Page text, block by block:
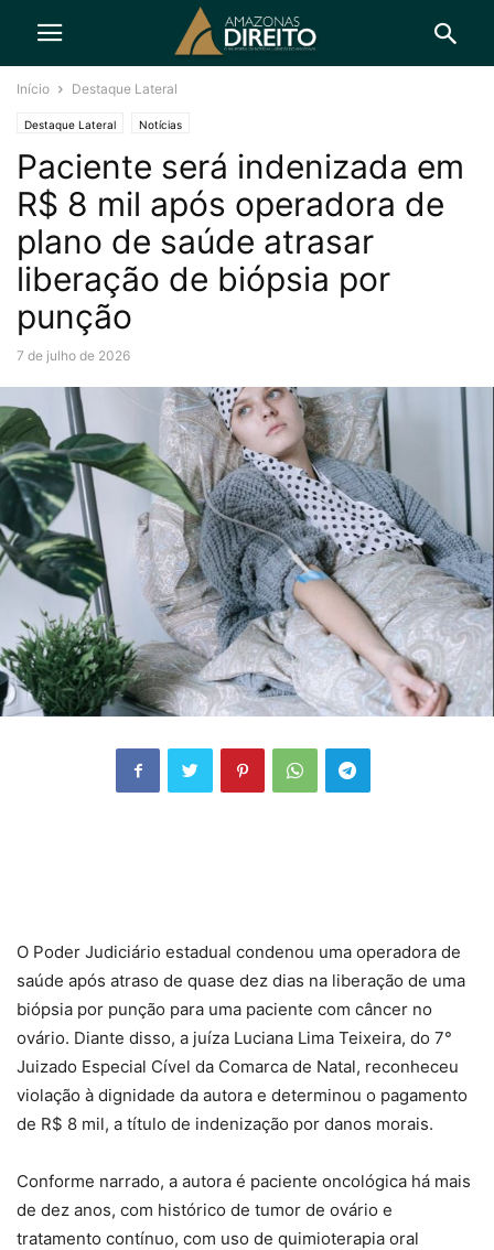
Início Destaque Lateral
Destaque Lateral Notícias
Paciente será indenizada em
R$ 8 mil após operadora de
plano de saúde atrasar
liberação de biópsia por
punção
7 de julho de 2026
O Poder Judiciário estadual condenou uma operadora de
saúde após atraso de quase dez dias na liberação de uma
biópsia por punção para uma paciente com câncer no
ovário. Diante disso, a juíza Luciana Lima Teixeira, do 7°
Juizado Especial Cível da Comarca de Natal, reconheceu
violação à dignidade da autora e determinou o pagamento
de R$ 8 mil, a título de indenização por danos morais.
Conforme narrado, a autora é paciente oncológica há mais
de dez anos, com histórico de tumor de ovário e
tratamento contínuo, com uso de quimioterapia oral